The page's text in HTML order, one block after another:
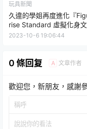
玩具新聞
久違的學姐再度進化『
rise Standard 虛擬化身文
豐富武裝和印刷完成表情
2023-10-6 19:06:44
0 條回复 A 文章作者
歡迎您，新朋友，感謝